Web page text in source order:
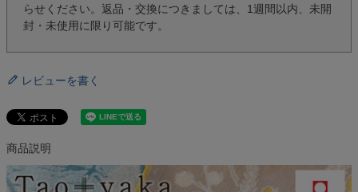
らせください。返品・交換につきましては、1週間以内、未開
封・未使用に限り可能です。
レビューを書く
商品説明